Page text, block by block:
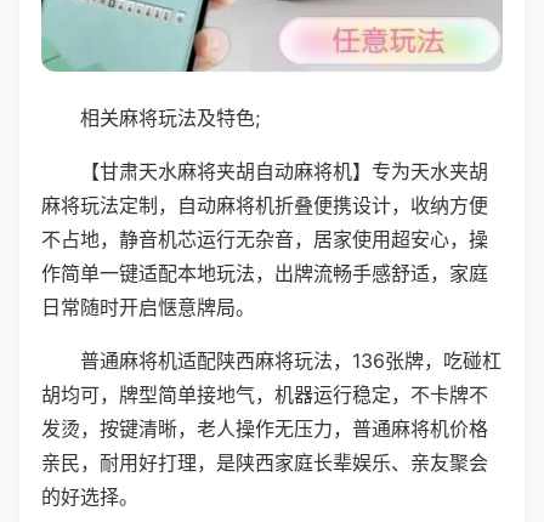
相关麻将玩法及特色;
【甘肃天水麻将夹胡自动麻将机】专为天水夹胡
麻将玩法定制，自动麻将机折叠便携设计，收纳方便
不占地，静音机芯运行无杂音，居家使用超安心，操
作简单一键适配本地玩法，出牌流畅手感舒适，家庭
日常随时开启惬意牌局。
普通麻将机适配陕西麻将玩法，136张牌，吃碰杠
胡均可，牌型简单接地气，机器运行稳定，不卡牌不
发烫，按键清晰，老人操作无压力，普通麻将机价格
亲民，耐用好打理，是陕西家庭长辈娱乐、亲友聚会
的好选择。